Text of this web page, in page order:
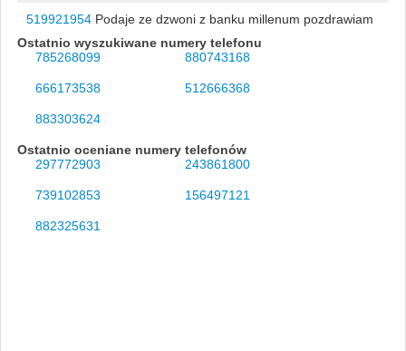
519921954Podaje ze dzwoni z banku millenum pozdrawiam
Ostatnio wyszukiwane numery telefonu
785268099
880743168
666173538 512666368
883303624
Ostatnio oceniane numery telefonów
297772903
243861800
739102853 156497121
882325631